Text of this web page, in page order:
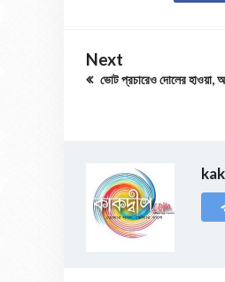
Next
ভোট প্রচারেও দোলের হাওয়া,